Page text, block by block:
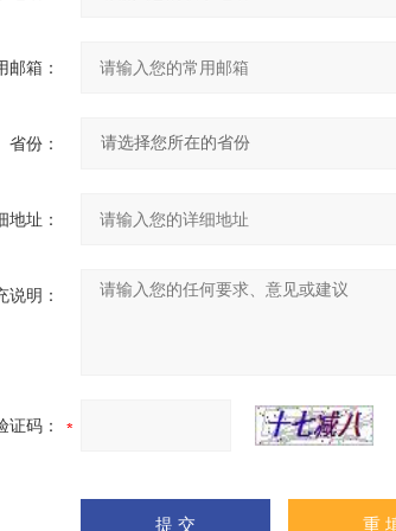
邮箱：
省份：
地址：
说明：
证码：